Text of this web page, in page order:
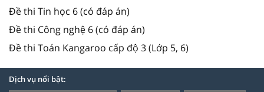
Đề thi Tin học 6 (có đáp án)
Đề thi Công nghệ 6 (có đáp án)
Đề thi Toán Kangaroo cấp độ 3 (Lớp 5, 6)
Dịch vụ nổi bật: